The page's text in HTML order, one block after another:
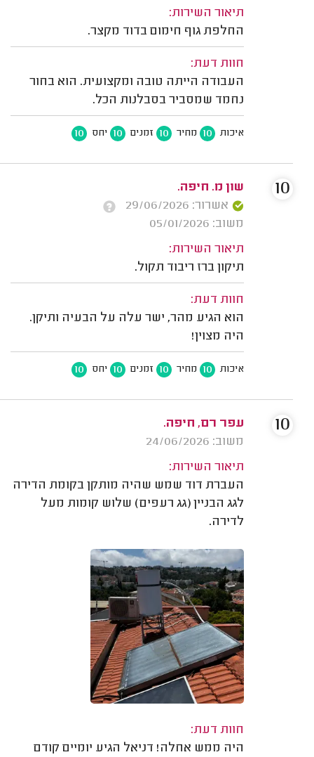
תיאור השירות:
החלפת גוף חימום בדוד מקצר.
חוות דעת:
העבודה הייתה טובה ומקצועית. הוא בחור
נחמד שמסביר בסבלנות הכל.
איכות 10 מחיר 10 זמנים 10 יחס 10
שון מ. חיפה.
אשרור: 29/06/2026
משוב: 05/01/2026
תיאור השירות:
תיקון ברז ריבוד תקול.
חוות דעת:
הוא הגיע מהר, ישר עלה על הבעיה ותיקן.
היה מצוין!
איכות 10 מחיר 10 זמנים 10 יחס 10
10
עפר רם, חיפה.
משוב: 24/06/2026
תיאור השירות:
העברת דוד שמש שהיה מותקן בקומת הדירה
לגג הבניין (גג רעפים) שלוש קומות מעל
לדירה.
חוות דעת:
היה ממש אחלה! דניאל הגיע יומיים קודם
10